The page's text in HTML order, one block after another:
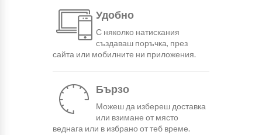
Удобно
С няколко натискания
създаваш поръчка, през
сайта или мобилните ни приложения.
Бързо
Можеш да избереш доставка
или взимане от място
веднага или в избрано от теб време.